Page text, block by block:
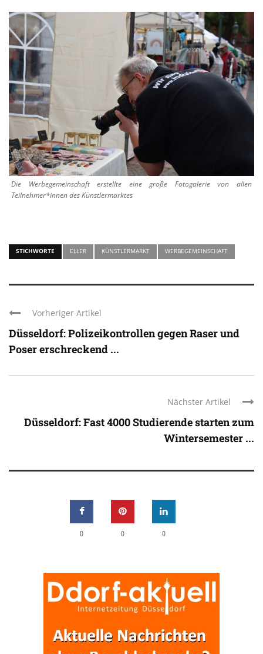
Die Werbegemeinschaft erstellte eine große Fotogalerie von allen
Teilnehmer*innen des Künstlermarktes
STICHWORTE ELLER KÜNSTLERMARKT WERBEGEMEINSCHAFT
Vorheriger Artikel
Düsseldorf: Polizeikontrollen gegen Raser und
Poser erschreckend ...
Nächster Artikel
Düsseldorf: Fast 4000 Studierende starten zum
Wintersemester ...
0 0 0